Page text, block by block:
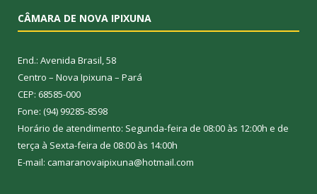
CÂMARA DE NOVA IPIXUNA
End.: Avenida Brasil, 58
Centro – Nova Ipixuna – Pará
CEP: 68585-000
Fone: (94) 99285-8598
Horário de atendimento: Segunda-feira de 08:00 às 12:00h e de
terça à Sexta-feira de 08:00 às 14:00h
E-mail: camaranovaipixuna@hotmail.com